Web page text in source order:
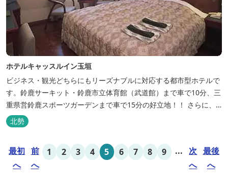
ホテルキャッスルイン玉垣
ビジネス・観光どちらにもリーズナブルに対応する都市型ホテルで
す。鈴鹿サーキット・鈴鹿市立体育館（武道館）まで車で10分、三
重県営鈴鹿スポーツガーデンまで車で15分の好立地！！ さらに、
全檜造り貸切風呂や各種サービスでお待ち致しております。
北勢
最初
へ
前
へ
1 2 3 4 5 6 7 8 9 ...
次
へ
最後
へ